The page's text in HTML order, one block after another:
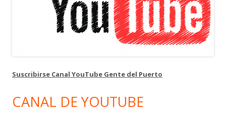
Suscribirse Canal YouTube Gente del Puerto
CANAL DE YOUTUBE